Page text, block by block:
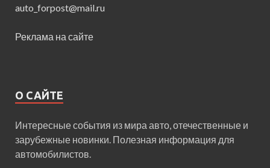
auto_forpost@mail.ru
Реклама на сайте
О САЙТЕ
Интересные события из мира авто, отечественные и
зарубежные новинки. Полезная информация для
автомобилистов.